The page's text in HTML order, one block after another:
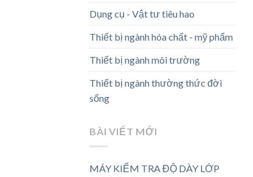
Dụng cụ - Vật tư tiêu hao
Thiết bị ngành hóa chất - mỹ phẩm
Thiết bị ngành môi trường
Thiết bị ngành thường thức đời
sống
BÀI VIẾT MỚI
MÁY KIỂM TRA ĐỘ DÀY LỚP